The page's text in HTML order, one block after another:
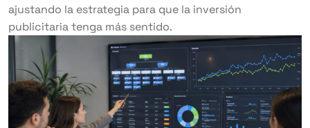
ajustando la estrategia para que la inversión
publicitaria tenga más sentido.